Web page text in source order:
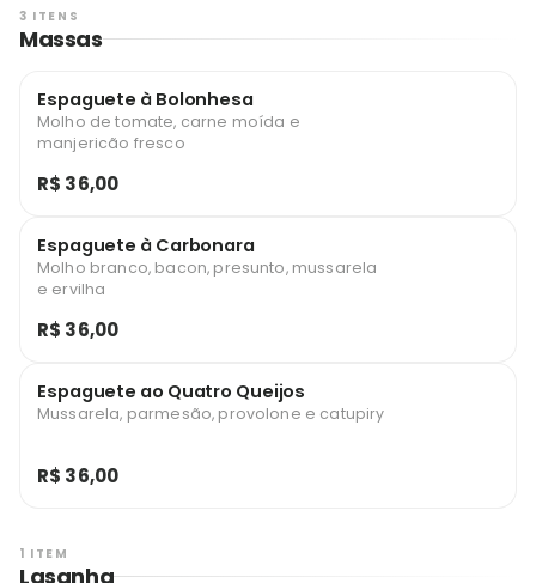
3 ITENS
Massas
Espaguete à Bolonhesa
Molho de tomate, carne moída e
manjericão fresco
R$ 36,00
Espaguete à Carbonara
Molho branco, bacon, presunto, mussarela
e ervilha
R$ 36,00
Espaguete ao Quatro Queijos
Mussarela, parmesão, provolone e catupiry
R$ 36,00
1 ITEM
Lasanha